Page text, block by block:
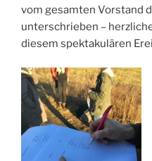
vom gesamten Vorstand
unterschrieben –
diesem spektakulären